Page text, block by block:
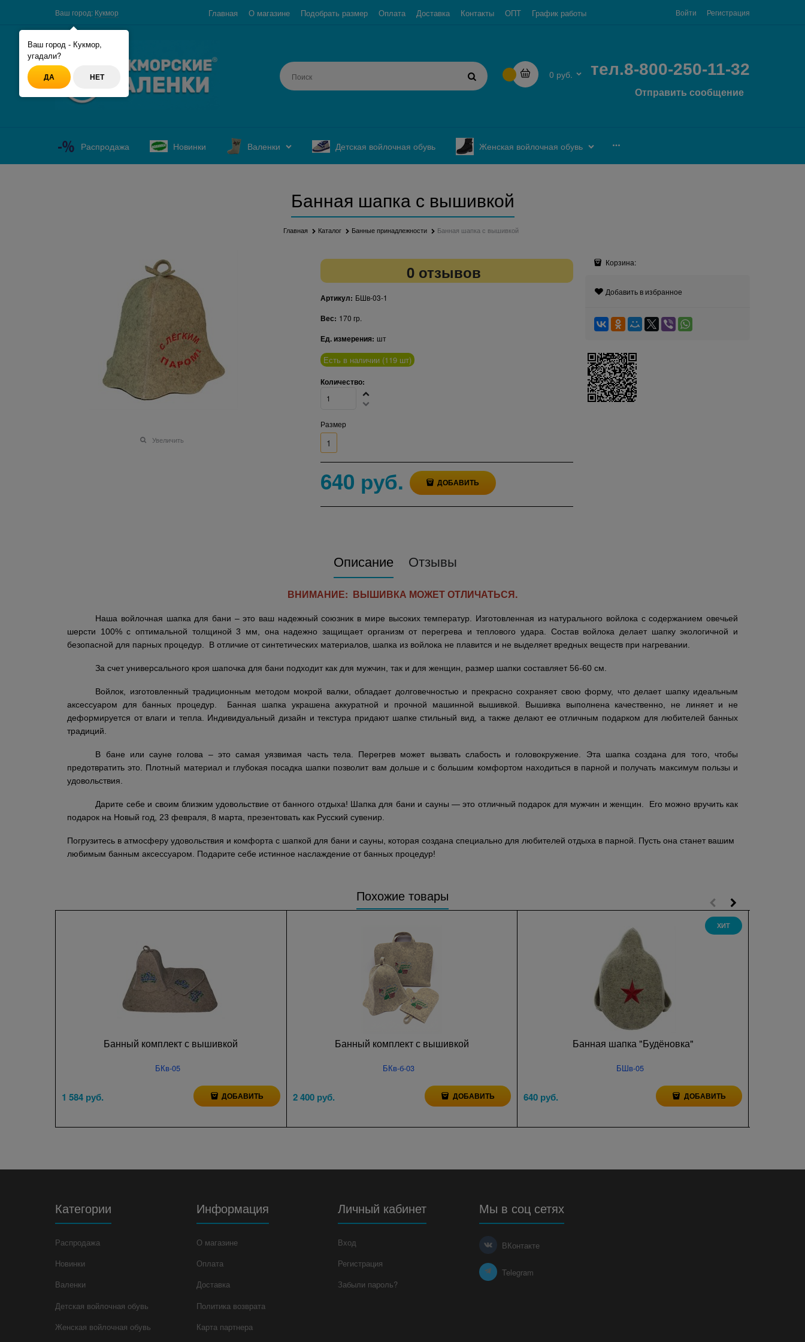
Ваш город - Кукмор,
угадали?
ДА НЕТ
Ваш город: Кукмор Главная О магазине Подобрать размер Оплата Доставка Контакты ОПТ График работы Войти Регистрация
0 руб. тел.8-800-250-11-32
Отправить сообщение
Распродажа Новинки Валенки Детская войлочная обувь Женская войлочная обувь
Банная шапка с вышивкой
Главная Каталог Банные принадлежности Банная шапка с вышивкой
Увеличить
0 отзывов
Артикул: БШв-03-1
Вес: 170 гр.
Ед. измерения: шт
Есть в наличии (119шт)
Количество:
Размер
1
640 руб. ДОБАВИТЬ
Корзина:
Добавить в избранное
Описание Отзывы
ВНИМАНИЕ: ВЫШИВКА МОЖЕТ ОТЛИЧАТЬСЯ.
Наша войлочная шапка для бани – это ваш надежный союзник в мире высоких температур. Изготовленная из натурального войлока с содержанием овечьей
шерсти 100% с оптимальной толщиной 3 мм, она надежно защищает организм от перегрева и теплового удара. Состав войлока делает шапку экологичной и
безопасной для парных процедур. В отличие от синтетических материалов, шапка из войлока не плавится и не выделяет вредных веществ при нагревании.
За счет универсального кроя шапочка для бани подходит как для мужчин, так и для женщин, размер шапки составляет 56-60 см.
Войлок, изготовленный традиционным методом мокрой валки, обладает долговечностью и прекрасно сохраняет свою форму, что делает шапку идеальным
аксессуаром для банных процедур. Банная шапка украшена аккуратной и прочной машинной вышивкой. Вышивка выполнена качественно, не линяет и не
деформируется от влаги и тепла. Индивидуальный дизайн и текстура придают шапке стильный вид, а также делают ее отличным подарком для любителей банных
традиций.
В бане или сауне голова – это самая уязвимая часть тела. Перегрев может вызвать слабость и головокружение. Эта шапка создана для того, чтобы
предотвратить это. Плотный материал и глубокая посадка шапки позволит вам дольше и с большим комфортом находиться в парной и получать максимум пользы и
удовольствия.
Дарите себе и своим близким удовольствие от банного отдыха! Шапка для бани и сауны — это отличный подарок для мужчин и женщин. Его можно вручить как
подарок на Новый год, 23 февраля, 8 марта, презентовать как Русский сувенир.
Погрузитесь в атмосферу удовольствия и комфорта с шапкой для бани и сауны, которая создана специально для любителей отдыха в парной. Пусть она станет вашим
любимым банным аксессуаром. Подарите себе истинное наслаждение от банных процедур!
Похожие товары
Банный комплект с вышивкой
БКв-05
1 584 руб. ДОБАВИТЬ
Банный комплект с вышивкой
БКв-б-03
2 400 руб. ДОБАВИТЬ
Банная шапка "Будёновка"
БШв-05
ХИТ
640 руб. ДОБАВИТЬ
Категории
Распродажа
Новинки
Валенки
Детская войлочная обувь
Женская войлочная обувь
Информация
О магазине
Оплата
Доставка
Политика возврата
Карта партнера
Личный кабинет
Вход
Регистрация
Забыли пароль?
Мы в соц сетях
ВКонтакте
Telegram